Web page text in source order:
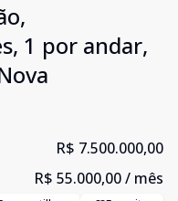
1 por andar,
R$ 7.500.000,00
R$ 55.000,00/ mês